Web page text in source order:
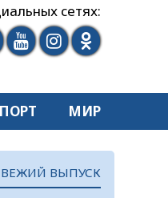
сетях:
МИР
ВЫПУСК